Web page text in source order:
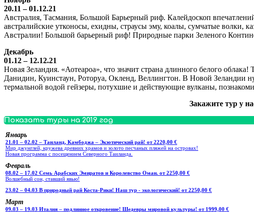
20.11 – 01.12.21
Австралия, Тасмания, Большой Барьерный риф. Калейдоскоп
австралийские утконосы, ехидны, страусы эму, коалы, сумчатые волки,
Австралии! Большой барьерный риф! Природные парки Зеленого
Декабрь
01.12 – 12.12.21
Новая Зеландия. «Аотеароа», что значит страна длинного белого
Данидин, Куинстаун, Роторуа, Окленд, Веллингтон. В Новой Зеландии
термальной водой гейзеры, потухшие и действующие вулканы,
Закажите тур у
Показать туры на 2019 год
Январь
21.01 – 02.02 – Таиланд, Камбоджа – Экзотический рай! от 2220,00 €
Мир джунглей, кружева древних храмов и золото песчаных пляжей на островах!
Новая программа с посещением Северного Таиланда.
Февраль
08.02 – 17.02 Семь Арабских Эмиратов и Королевство Оман. от 2250,00 €
Волшебный сон, ставший явью!
23.02 – 04.03 В природный рай Коста-Рики! Наш тур - экологический! от 2250,00 €
Март
09.03 – 19.03 Италия – подлинное откровение! Шедевры мировой культуры! от 1999,00 €